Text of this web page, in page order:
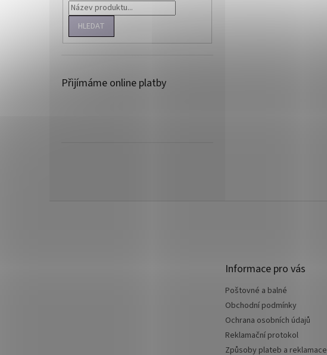
HLEDAT
Přijímáme online platby
Informace pro vás
Poštovné a balné
Obchodní podmínky
Ochrana osobních údajů
Reklamační protokol
Způsoby plateb a reklamace